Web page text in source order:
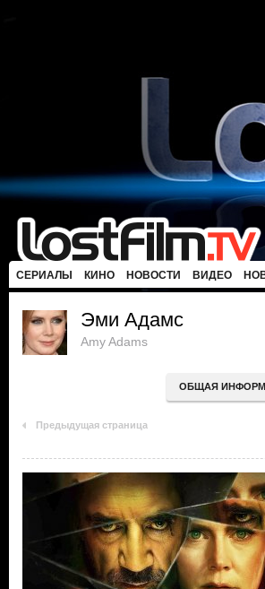
СЕРИАЛЫ КИНО НОВОСТИ ВИДЕО
Эми Адамс
Amy Adams
ОБЩАЯ
Предыдущая страница